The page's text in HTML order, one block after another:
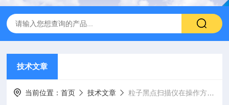
技术文章
当前位置：首页 技术文章 粒子黑点扫描仪在操作方面有如下几大要领